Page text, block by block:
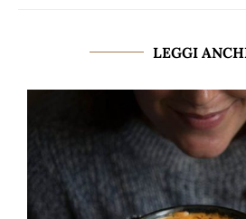
LEGGI